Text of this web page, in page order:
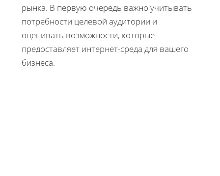
рынка. В первую очередь важно учитывать
потребности целевой аудитории и
оценивать возможности, которые
предоставляет интернет-среда для вашего
бизнеса.